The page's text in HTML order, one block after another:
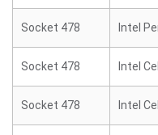
Socket 478 Intel
Socket 478 Intel
Socket 478 Intel